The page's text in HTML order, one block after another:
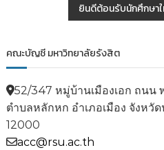
ยินดีต้อนรับนักศึกษา
คณะบัญชี มหาวิทยาลัยรังสิต
52/347 หมู่บ้านเมืองเอก ถนน
ตำบลหลักหก อำเภอเมือง จังหวั
12000
acc@rsu.ac.th